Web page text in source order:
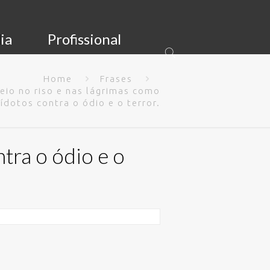
Profissional
Home
Frases
no riso e nas lágrimas como
contra o ódio e o terror.
o ódio e o